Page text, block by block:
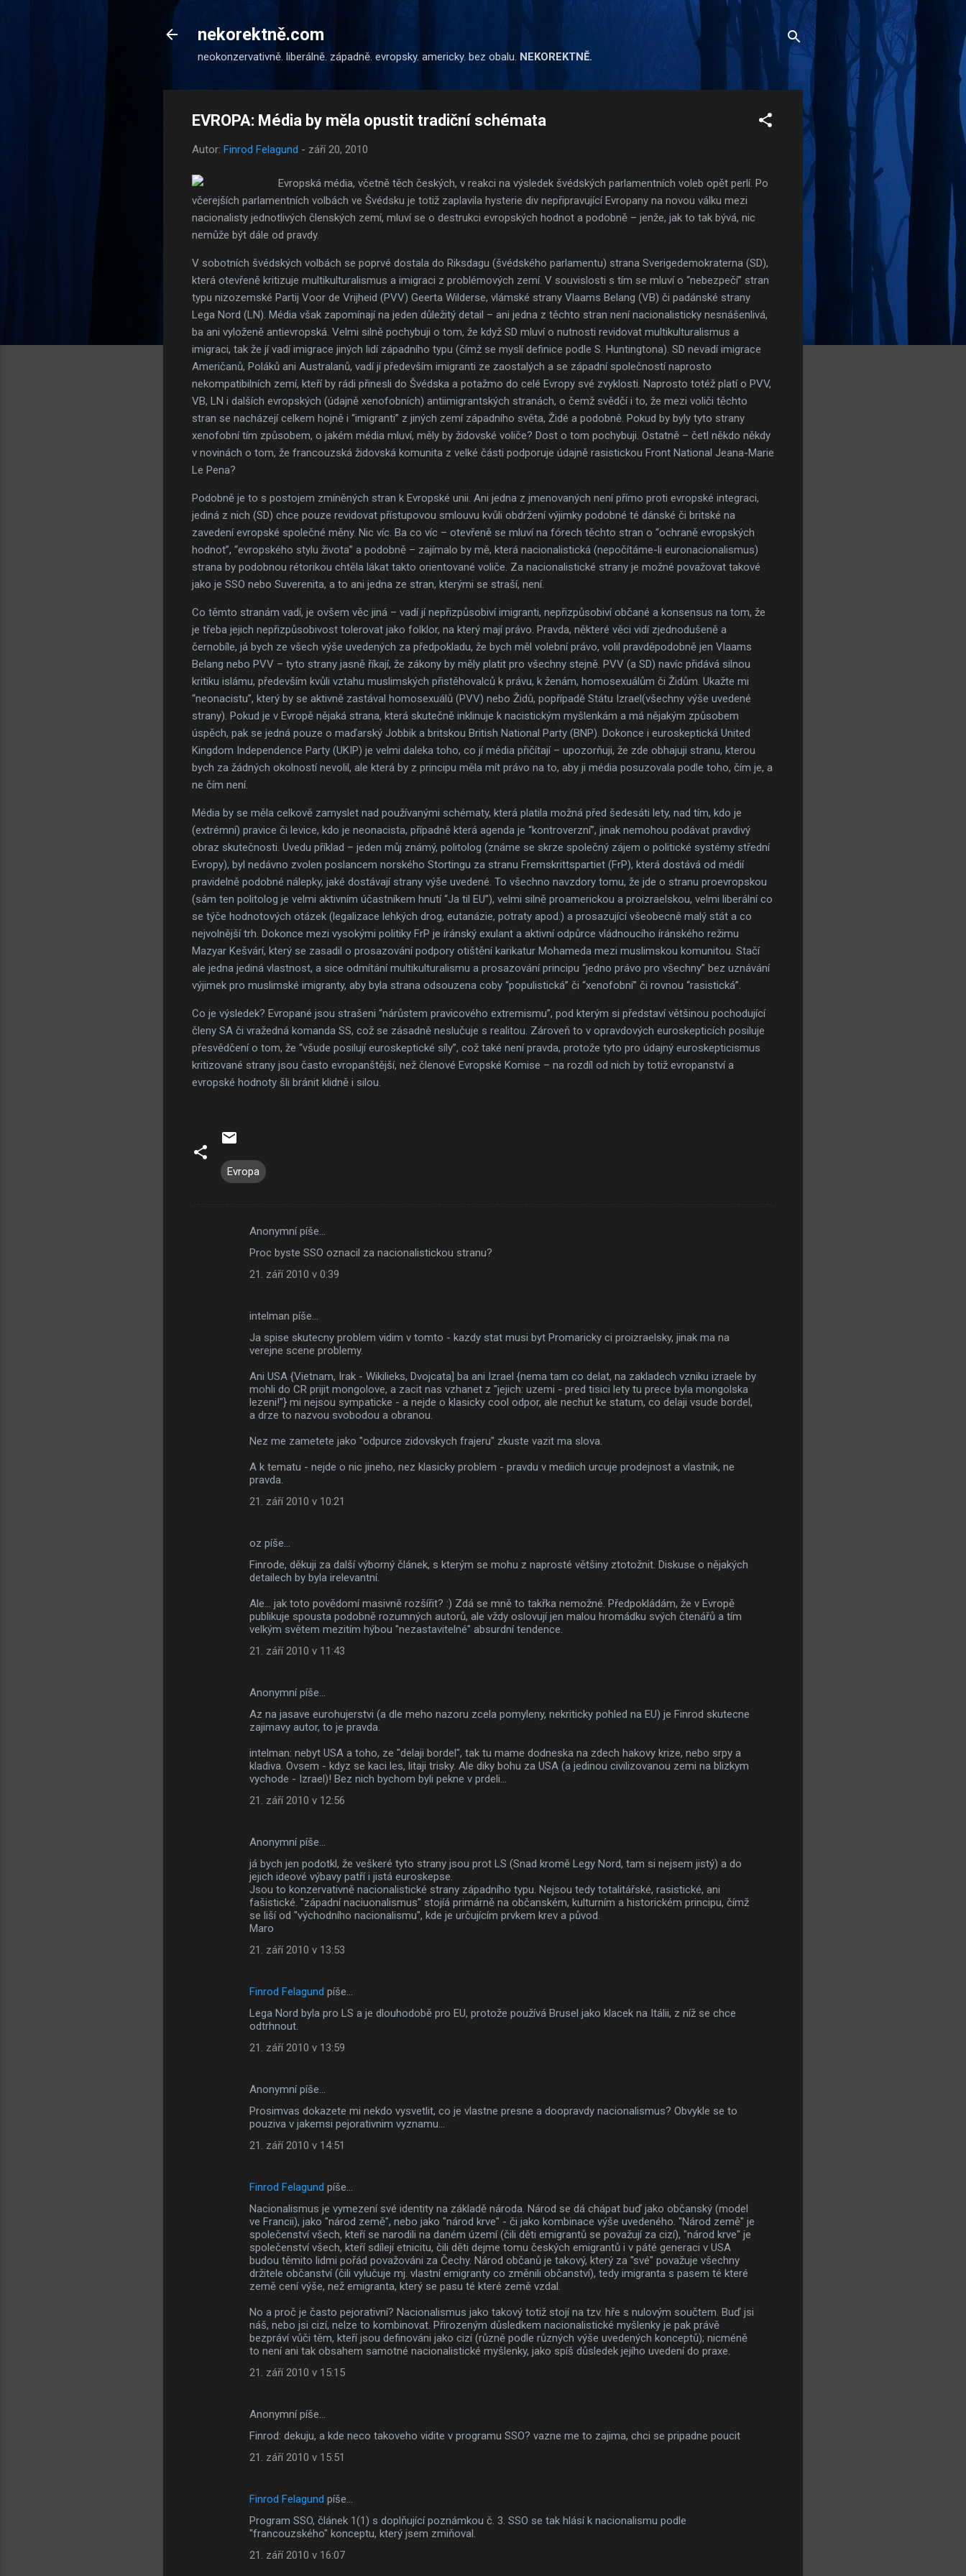
nekorektně.com
neokonzervativně. liberálně. západně. evropsky. americky. bez obalu. NEKOREKTNĚ.
EVROPA: Média by měla opustit tradiční schémata
Autor: Finrod Felagund - září 20, 2010
Evropská média, včetně těch českých, v reakci na výsledek švédských parlamentních voleb opět perlí. Po
včerejších parlamentních volbách ve Švédsku je totiž zaplavila hysterie div nepřipravující Evropany na novou válku mezi
nacionalisty jednotlivých členských zemí, mluví se o destrukci evropských hodnot a podobně – jenže, jak to tak bývá, nic
nemůže být dále od pravdy.
V sobotních švédských volbách se poprvé dostala do Riksdagu (švédského parlamentu) strana Sverigedemokraterna (SD),
která otevřeně kritizuje multikulturalismus a imigraci z problémových zemí. V souvislosti s tím se mluví o “nebezpečí” stran
typu nizozemské Partij Voor de Vrijheid (PVV) Geerta Wilderse, vlámské strany Vlaams Belang (VB) či padánské strany
Lega Nord (LN). Média však zapomínají na jeden důležitý detail – ani jedna z těchto stran není nacionalisticky nesnášenlivá,
ba ani vyloženě antievropská. Velmi silně pochybuji o tom, že když SD mluví o nutnosti revidovat multikulturalismus a
imigraci, tak že jí vadí imigrace jiných lidí západního typu (čímž se myslí definice podle S. Huntingtona). SD nevadí imigrace
Američanů, Poláků ani Australanů, vadí jí především imigranti ze zaostalých a se západní společností naprosto
nekompatibilních zemí, kteří by rádi přinesli do Švédska a potažmo do celé Evropy své zvyklosti. Naprosto totéž platí o PVV,
VB, LN i dalších evropských (údajně xenofobních) antiimigrantských stranách, o čemž svědčí i to, že mezi voliči těchto
stran se nacházejí celkem hojně i “imigranti” z jiných zemí západního světa, Židé a podobně. Pokud by byly tyto strany
xenofobní tím způsobem, o jakém média mluví, měly by židovské voliče? Dost o tom pochybuji. Ostatně – četl někdo někdy
v novinách o tom, že francouzská židovská komunita z velké části podporuje údajně rasistickou Front National Jeana-Marie
Le Pena?
Podobně je to s postojem zmíněných stran k Evropské unii. Ani jedna z jmenovaných není přímo proti evropské integraci,
jediná z nich (SD) chce pouze revidovat přístupovou smlouvu kvůli obdržení výjimky podobné té dánské či britské na
zavedení evropské společné měny. Nic víc. Ba co víc – otevřeně se mluví na fórech těchto stran o “ochraně evropských
hodnot”, “evropského stylu života” a podobně – zajímalo by mě, která nacionalistická (nepočítáme-li euronacionalismus)
strana by podobnou rétorikou chtěla lákat takto orientované voliče. Za nacionalistické strany je možné považovat takové
jako je SSO nebo Suverenita, a to ani jedna ze stran, kterými se straší, není.
Co těmto stranám vadí, je ovšem věc jiná – vadí jí nepřizpůsobiví imigranti, nepřizpůsobiví občané a konsensus na tom, že
je třeba jejich nepřizpůsobivost tolerovat jako folklor, na který mají právo. Pravda, některé věci vidí zjednodušeně a
černobíle, já bych ze všech výše uvedených za předpokladu, že bych měl volební právo, volil pravděpodobně jen Vlaams
Belang nebo PVV – tyto strany jasně říkají, že zákony by měly platit pro všechny stejně. PVV (a SD) navíc přidává silnou
kritiku islámu, především kvůli vztahu muslimských přistěhovalců k právu, k ženám, homosexuálům či Židům. Ukažte mi
“neonacistu”, který by se aktivně zastával homosexuálů (PVV) nebo Židů, popřípadě Státu Izrael(všechny výše uvedené
strany). Pokud je v Evropě nějaká strana, která skutečně inklinuje k nacistickým myšlenkám a má nějakým způsobem
úspěch, pak se jedná pouze o maďarský Jobbik a britskou British National Party (BNP). Dokonce i euroskeptická United
Kingdom Independence Party (UKIP) je velmi daleka toho, co jí média přičítají – upozorňuji, že zde obhajuji stranu, kterou
bych za žádných okolností nevolil, ale která by z principu měla mít právo na to, aby ji média posuzovala podle toho, čím je, a
ne čím není.
Média by se měla celkově zamyslet nad používanými schématy, která platila možná před šedesáti lety, nad tím, kdo je
(extrémní) pravice či levice, kdo je neonacista, případně která agenda je “kontroverzní”, jinak nemohou podávat pravdivý
obraz skutečnosti. Uvedu příklad – jeden můj známý, politolog (známe se skrze společný zájem o politické systémy střední
Evropy), byl nedávno zvolen poslancem norského Stortingu za stranu Fremskrittspartiet (FrP), která dostává od médií
pravidelně podobné nálepky, jaké dostávají strany výše uvedené. To všechno navzdory tomu, že jde o stranu proevropskou
(sám ten politolog je velmi aktivním účastníkem hnutí “Ja til EU”), velmi silně proamerickou a proizraelskou, velmi liberální co
se týče hodnotových otázek (legalizace lehkých drog, eutanázie, potraty apod.) a prosazující všeobecně malý stát a co
nejvolnější trh. Dokonce mezi vysokými politiky FrP je íránský exulant a aktivní odpůrce vládnoucího íránského režimu
Mazyar Kešvárí, který se zasadil o prosazování podpory otištění karikatur Mohameda mezi muslimskou komunitou. Stačí
ale jedna jediná vlastnost, a sice odmítání multikulturalismu a prosazování principu “jedno právo pro všechny” bez uznávání
výjimek pro muslimské imigranty, aby byla strana odsouzena coby “populistická” či “xenofobní” či rovnou “rasistická”.
Co je výsledek? Evropané jsou strašeni “nárůstem pravicového extremismu”, pod kterým si představí většinou pochodující
členy SA či vražedná komanda SS, což se zásadně neslučuje s realitou. Zároveň to v opravdových euroskepticích posiluje
přesvědčení o tom, že “všude posilují euroskeptické síly”, což také není pravda, protože tyto pro údajný euroskepticismus
kritizované strany jsou často evropanštější, než členové Evropské Komise – na rozdíl od nich by totiž evropanství a
evropské hodnoty šli bránit klidně i silou.
Evropa
Anonymní píše…
Proc byste SSO oznacil za nacionalistickou stranu?
21. září 2010 v 0:39
intelman píše…
Ja spise skutecny problem vidim v tomto - kazdy stat musi byt Promaricky ci proizraelsky, jinak ma na
verejne scene problemy.
Ani USA {Vietnam, Irak - Wikilieks, Dvojcata] ba ani Izrael {nema tam co delat, na zakladech vzniku izraele by
mohli do CR prijit mongolove, a zacit nas vzhanet z "jejich: uzemi - pred tisici lety tu prece byla mongolska
lezeni!"} mi nejsou sympaticke - a nejde o klasicky cool odpor, ale nechut ke statum, co delaji vsude bordel,
a drze to nazvou svobodou a obranou.
Nez me zametete jako "odpurce zidovskych frajeru" zkuste vazit ma slova.
A k tematu - nejde o nic jineho, nez klasicky problem - pravdu v mediich urcuje prodejnost a vlastnik, ne
pravda.
21. září 2010 v 10:21
oz píše…
Finrode, děkuji za další výborný článek, s kterým se mohu z naprosté většiny ztotožnit. Diskuse o nějakých
detailech by byla irelevantní.
Ale... jak toto povědomí masivně rozšířit? :) Zdá se mně to takřka nemožné. Předpokládám, že v Evropě
publikuje spousta podobně rozumných autorů, ale vždy oslovují jen malou hromádku svých čtenářů a tím
velkým světem mezitím hýbou "nezastavitelné" absurdní tendence.
21. září 2010 v 11:43
Anonymní píše…
Az na jasave eurohujerstvi (a dle meho nazoru zcela pomyleny, nekriticky pohled na EU) je Finrod skutecne
zajimavy autor, to je pravda.
intelman: nebyt USA a toho, ze "delaji bordel", tak tu mame dodneska na zdech hakovy krize, nebo srpy a
kladiva. Ovsem - kdyz se kaci les, litaji trisky. Ale diky bohu za USA (a jedinou civilizovanou zemi na blizkym
vychode - Izrael)! Bez nich bychom byli pekne v prdeli...
21. září 2010 v 12:56
Anonymní píše…
já bych jen podotkl, že veškeré tyto strany jsou prot LS (Snad kromě Legy Nord, tam si nejsem jistý) a do
jejich ideové výbavy patří i jistá euroskepse.
Jsou to konzervativně nacionalistické strany západního typu. Nejsou tedy totalitářské, rasistické, ani
fašistické. "západní naciuonalismus" stojíá primárně na občanském, kulturním a historickém principu, čímž
se liší od "východního nacionalismu", kde je určujícím prvkem krev a původ.
Maro
21. září 2010 v 13:53
Finrod Felagund píše…
Lega Nord byla pro LS a je dlouhodobě pro EU, protože používá Brusel jako klacek na Itálii, z níž se chce
odtrhnout.
21. září 2010 v 13:59
Anonymní píše…
Prosimvas dokazete mi nekdo vysvetlit, co je vlastne presne a doopravdy nacionalismus? Obvykle se to
pouziva v jakemsi pejorativnim vyznamu...
21. září 2010 v 14:51
Finrod Felagund píše…
Nacionalismus je vymezení své identity na základě národa. Národ se dá chápat buď jako občanský (model
ve Francii), jako "národ země", nebo jako "národ krve" - či jako kombinace výše uvedeného. "Národ země" je
společenství všech, kteří se narodili na daném území (čili děti emigrantů se považují za cizí), "národ krve" je
společenství všech, kteří sdílejí etnicitu, čili děti dejme tomu českých emigrantů i v páté generaci v USA
budou těmito lidmi pořád považováni za Čechy. Národ občanů je takový, který za "své" považuje všechny
držitele občanství (čili vylučuje mj. vlastní emigranty co změnili občanství), tedy imigranta s pasem té které
země cení výše, než emigranta, který se pasu té které země vzdal.
No a proč je často pejorativní? Nacionalismus jako takový totiž stojí na tzv. hře s nulovým součtem. Buď jsi
náš, nebo jsi cizí, nelze to kombinovat. Přirozeným důsledkem nacionalistické myšlenky je pak právě
bezpráví vůči těm, kteří jsou definováni jako cizí (různě podle různých výše uvedených konceptů); nicméně
to není ani tak obsahem samotné nacionalistické myšlenky, jako spíš důsledek jejího uvedení do praxe.
21. září 2010 v 15:15
Anonymní píše…
Finrod: dekuju, a kde neco takoveho vidite v programu SSO? vazne me to zajima, chci se pripadne poucit
21. září 2010 v 15:51
Finrod Felagund píše…
Program SSO, článek 1(1) s doplňující poznámkou č. 3. SSO se tak hlásí k nacionalismu podle
"francouzského" konceptu, který jsem zmiňoval.
21. září 2010 v 16:07